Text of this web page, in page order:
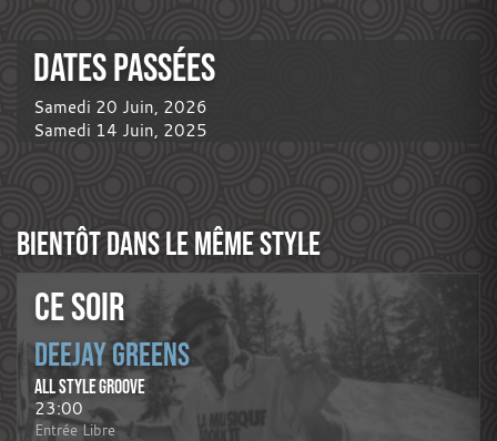
DATES PASSÉES
Samedi 20 Juin, 2026
Samedi 14 Juin, 2025
BIENTÔT DANS LE MÊME STYLE
CE SOIR
DEEJAY GREENS
ALL STYLE GROOVE
23:00
Entrée Libre